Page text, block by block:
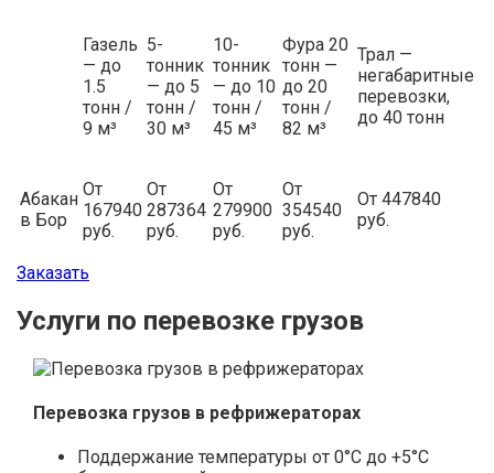
Газель
— до
1.5
тонн /
9 м³
5-
тонник
— до 5
тонн /
30 м³
10-
тонник
— до 10
тонн /
45 м³
Фура 20
тонн —
до 20
тонн /
82 м³
Трал —
негабаритные
перевозки,
до 40 тонн
Абакан
в Бор
От
167940
руб.
От
287364
руб.
От
279900
руб.
От
354540
руб.
От 447840
руб.
Заказать
Услуги по перевозке грузов
Перевозка грузов в рефрижераторах
Поддержание температуры от 0°С до +5°С